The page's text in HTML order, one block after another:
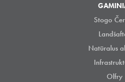
Stogo
Natūralus
Olfry